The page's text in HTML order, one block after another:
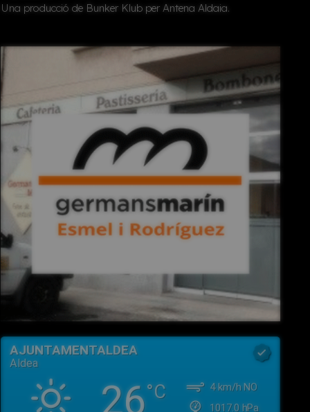
Una producció de Bunker Klubper Antena Aldaia.